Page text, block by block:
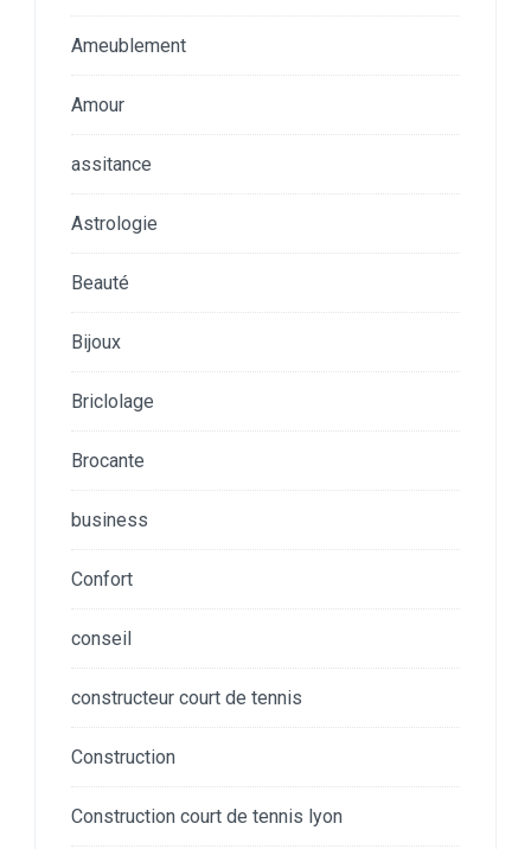
Ameublement
Amour
assitance
Astrologie
Beauté
Bijoux
Briclolage
Brocante
business
Confort
conseil
constructeur court de tennis
Construction
Construction court de tennis lyon